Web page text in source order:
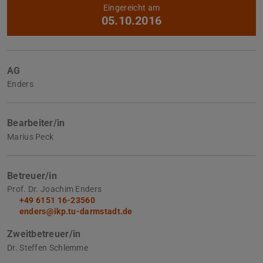
Eingereicht am
05.10.2016
AG
Enders
Bearbeiter/in
Marius Peck
Betreuer/in
Prof. Dr. Joachim Enders
+49 6151 16-23560
enders@ikp.tu-darmstadt.de
Zweitbetreuer/in
Dr. Steffen Schlemme